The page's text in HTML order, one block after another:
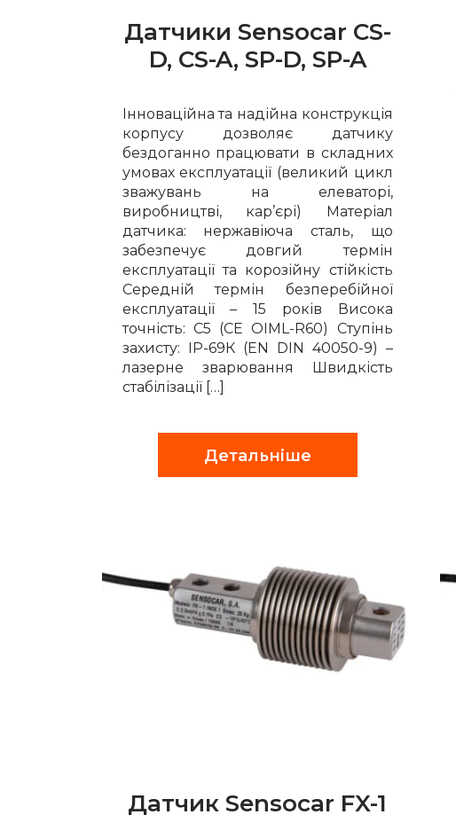
Датчики Sensocar CS-
D, СS-A, SP-D, SP-A
Інноваційна та надійна конструкція
корпусу дозволяє датчику
бездоганно працювати в складних
умовах експлуатації (великий цикл
зважувань на елеваторі,
виробництві, кар’єрі) Матеріал
датчика: нержавіюча сталь, що
забезпечує довгий термін
експлуатації та корозійну стійкість
Середній термін безперебійної
експлуатації – 15 років Висока
точність: С5 (CE OIML-R60) Ступінь
захисту: IP-69К (EN DIN 40050-9) –
лазерне зварювання Швидкість
стабілізації […]
Детальніше
Датчик Sensocar FX-1